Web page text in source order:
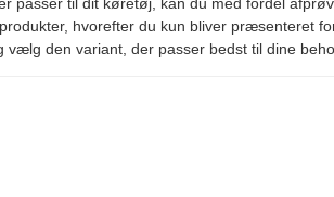
hvorefter du kun bliver præsenteret
den variant, der passer bedst til dine